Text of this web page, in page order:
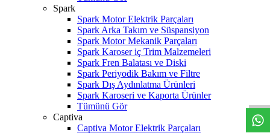
Spark
Spark Motor Elektrik Parçaları
Spark Arka Takım ve Süspansiyon
Spark Motor Mekanik Parçaları
Spark Karoser iç Trim Malzemeleri
Spark Fren Balatası ve Diski
Spark Periyodik Bakım ve Filtre
Spark Dış Aydınlatma Ürünleri
Spark Karoseri ve Kaporta Ürünler
Tümünü Gör
Captiva
Captiva Motor Elektrik Parçaları